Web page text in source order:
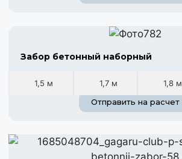
Забор бетонный наборный
1,5 м 1,7 м 1,8 м
Отправить на расчет